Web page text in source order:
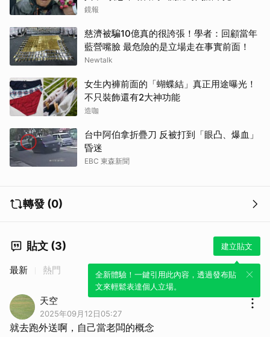
鏡報
慈濟被騙10億真的很誇張！學者：回顧當年
藍營嘴臉 最危險的是立場走在事實前面！
Newtalk
女生內褲前面的「蝴蝶結」真正用途曝光！
不只裝飾還有2大神功能
造咖
台中阿伯拿折疊刀 反被打到「眼凸、爆血」
昏迷
EBC 東森新聞
轉發 (0)
貼文 (3) 建立貼文
全新體驗！一鍵引用此內容，透過發布貼
文來輕鬆表達個人立場。
最新 熱門
天空
2025年09月12日05:27
就去跑外送啊，自己當老闆的概念
取消